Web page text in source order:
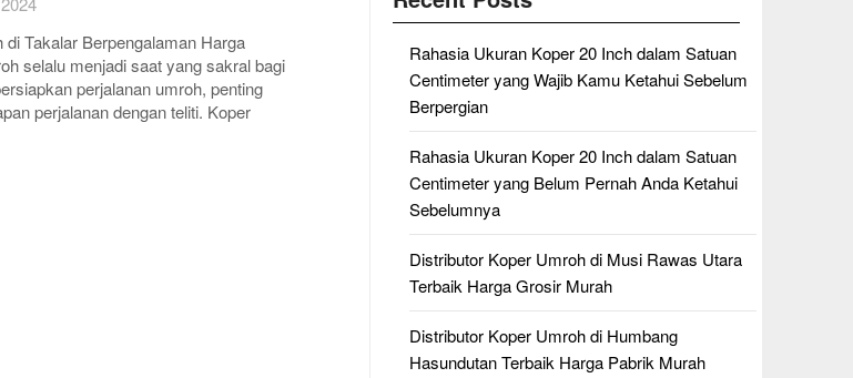
Takalar Berpengalaman Harga
selalu menjadi saat yang sakral bagi
perjalanan umroh, penting
perjalanan dengan teliti. Koper
Rahasia Ukuran Koper 20 Inch dalam Satuan
Centimeter yang Wajib Kamu Ketahui Sebelum
Berpergian
Rahasia Ukuran Koper 20 Inch dalam Satuan
Centimeter yang Belum Pernah Anda Ketahui
Sebelumnya
Distributor Koper Umroh di Musi Rawas Utara
Terbaik Harga Grosir Murah
Distributor Koper Umroh di Humbang
Hasundutan Terbaik Harga Pabrik Murah